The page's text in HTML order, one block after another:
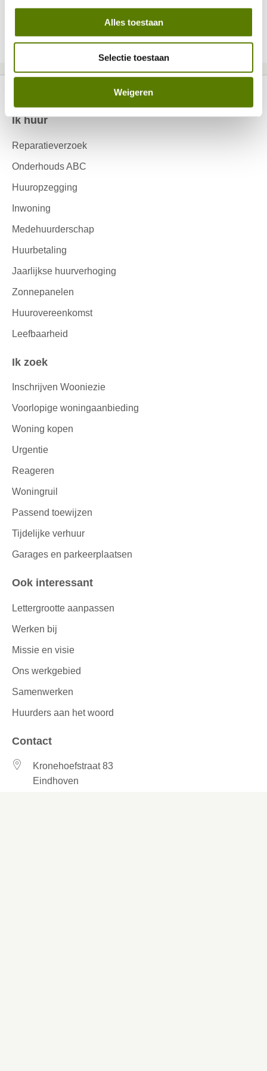
Alles toestaan
Selectie toestaan
Weigeren
Ik ben huurder van ’thuis en heb van ’thuis een
nieuwe woning aangeboden gekregen. Heb ik
dan een verhuurdersverklaring nodig?
Contactinformatie
Ik huur
Reparatieverzoek
Onderhouds ABC
Huuropzegging
Inwoning
Medehuurderschap
Huurbetaling
Jaarlijkse huurverhoging
Zonnepanelen
Huurovereenkomst
Leefbaarheid
Ik zoek
Inschrijven Wooniezie
Voorlopige woningaanbieding
Woning kopen
Urgentie
Reageren
Woningruil
Passend toewijzen
Tijdelijke verhuur
Garages en parkeerplaatsen
Ook interessant
Lettergrootte aanpassen
Werken bij
Missie en visie
Ons werkgebied
Samenwerken
Huurders aan het woord
Contact
Kronehoefstraat 83
Eindhoven